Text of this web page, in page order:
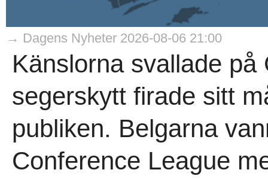
→ Dagens Nyheter 2026-08-06 21:00
Känslorna svallade
segerskytt firade sitt
publiken. Belgarna
Conference League